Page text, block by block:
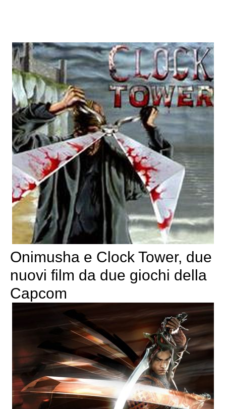
Onimusha e Clock Tower, due
nuovi film da due giochi della
Capcom